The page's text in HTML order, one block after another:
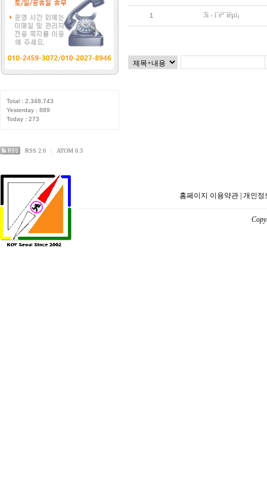
Total : 2,348,743
Yesterday : 889
Today : 273
RSS 2.0 ATOM 0.3
1 3ì - ì´ë³´ìêµì¡
홈페이지 이용약관 개인정